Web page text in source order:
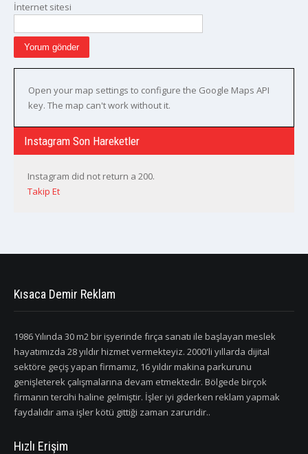
İnternet sitesi
Open your map settings to configure the Google Maps API
key. The map can't work without it.
Instagram Son Hareketler
Instagram did not return a 200.
Takip Et
Kısaca Demir Reklam
1986 Yılında 30 m2 bir işyerinde fırça sanatı ile başlayan meslek
hayatımızda 28 yıldır hizmet vermekteyiz. 2000'li yıllarda dijital
sektöre geçiş yapan firmamız, 16 yıldır makina parkurunu
genişleterek çalışmalarına devam etmektedir. Bölgede birçok
firmanın tercihi haline gelmiştir. İşler iyi giderken reklam yapmak
faydalıdır ama işler kötü gittiği zaman zaruridir..
Hızlı Erişim